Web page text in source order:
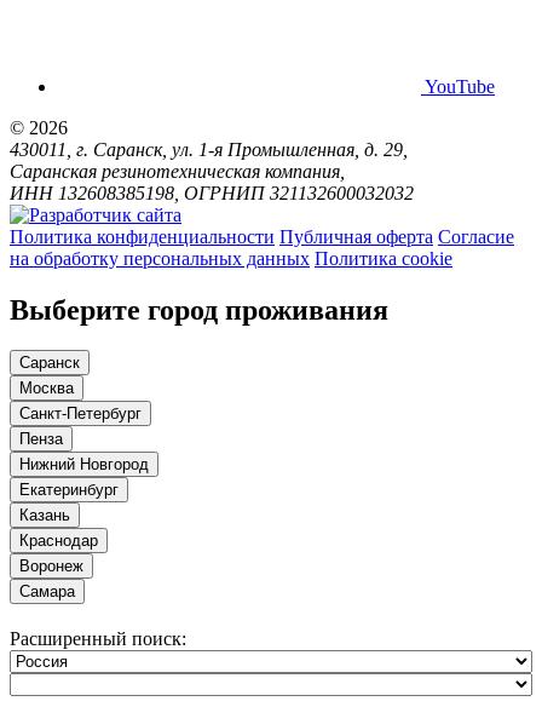
YouTube
© 2026
430011, г. Саранск, ул. 1-я Промышленная, д. 29,
Саранская резинотехническая компания,
ИНН 132608385198, ОГРНИП 321132600032032
Политика конфиденциальности Публичная оферта Согласие
на обработку персональных данных Политика cookie
Выберите город проживания
Саранск
Москва
Санкт-Петербург
Пенза
Нижний Новгород
Екатеринбург
Казань
Краснодар
Воронеж
Самара
Расширенный поиск: